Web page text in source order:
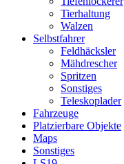
Tierhaltung
Walzen
Selbstfahrer
Feldhäcksler
Mähdrescher
Spritzen
Sonstiges
Teleskoplader
Fahrzeuge
Platzierbare Objekte
Maps
Sonstiges